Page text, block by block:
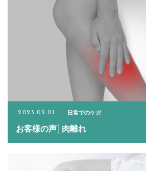
2023.02.01 日常でのケガ
お客様の声│肉離れ